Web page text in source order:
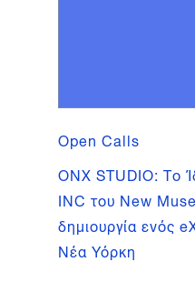
Open Calls
ONX STUDIO: Το
INC του New
δημιουργία ενός
Νέα Υόρκη